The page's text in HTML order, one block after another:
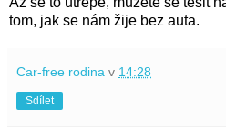
tom, jak se nám žije bez auta.
Car-free rodina v 14:28
Sdílet